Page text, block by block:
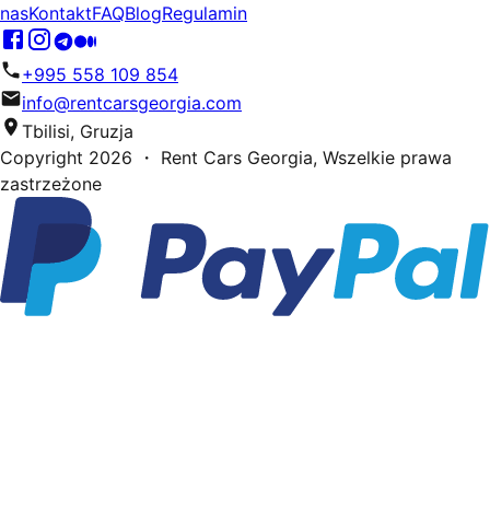
nasKontaktFAQBlogRegulamin
+995 558 109 854
info@rentcarsgeorgia.com
Tbilisi, Gruzja
Copyright 2026 ・ Rent Cars Georgia, Wszelkie prawa
zastrzeżone